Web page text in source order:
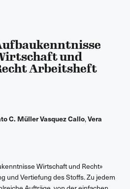
und
Arbeitsheft
C. Müller Vasquez Callo,Vera
Wirtschaft und Recht»
und Vertiefung des Stoffs. Zu jedem